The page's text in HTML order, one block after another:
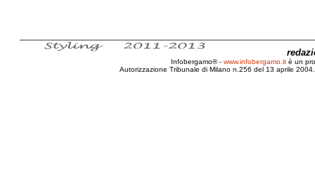
Infobergamo® - www.infobergamo.it è un
Autorizzazione Tribunale di Milano n.256 del 13 aprile